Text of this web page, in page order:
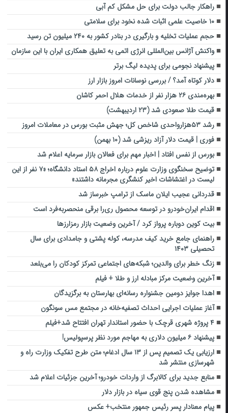
راهکار جالب دولت برای حل مشکل کم آبی
۱۰ خاصیت علمی اثبات شده نخود برای سلامتی
حجم عملیات تخلیه و بارگیری در بنادر کشور به ۲۴۰ میلیون تن رسید
واکنش آژانس بین‌المللی انرژی اتمی به تعلیق همکاری ایران با این سازمان
پیشنهاد نجومی برای پدیده لیگ برتر
دلار کوتاه آمد؟ / بررسی نوسانات امروز بازار ارز
بهره‌مندی ۲۶ هزار نفر از خدمات هلال احمر کاشان
قیمت طلا صعودی شد (۲۳ اردیبهشت)
رشد ۵۳هزارواحدی شاخص کل؛ جهش مثبت بورس در معاملات امروز
فوری | قیمت دلار آزاد ریزشی شد (۱۰ بهمن)
بورس از نفس افتاد | اخبار مهم برای فعالان بازار سرمایه اعلام شد
توضیح سخنگوی وزارت علوم درباره اخراج ۵۸ استاد دانشگاه؛ «۷ نفر از این
لیست در اغتشاشات اخیر کنشگری مجرمانه داشتند»
قدردانی عجیب ایلان‌ ماسک از ترامپ خبرساز شد
اقدام ایران‌خودرو در توسعه محصول ری‌را برقی منحصربه‌فرد است
بیت کوین دوباره پرواز کرد / آخرین وضعیت بازار رمزارزها
راهنمای جامع خرید کیف مدرسه، کوله پشتی و جامدادی برای سال
تحصیلی ۱۴۰۳
زنگ خطر برای والدین؛ شبکه‌های اجتماعی تمرکز کودکان را می‌بلعد
آخرین وضعیت مرکز مبادله ارز و طلا + فیلم
اهدا جوایز دومین جشنواره رسانه‌ای بهارستان به برگزیدگان
آغاز عملیات اجرایی احداث تصفیه‌خانه در مجتمع مس سونگون
۴ پروژه شهری قرچک با حضور استاندار تهران افتتاح شد+فیلم
پیشنهاد ۶ میلیون دلاری به مهاجم مورد نظر پرسپولیس!
ارزیابی یک تصمیم پس از ۱۳ سال ادغام؛ متن طرح تفکیک وزارت راه و
شهرسازی منتشر شد
منابع جدید برای کالابرگ از واردات خودرو؛ آخرین جزئیات اعلام شد
مشاهده شدن پنج قوی سیاه در بازار دلار
پیام معنادار پسر رئیس جمهور منتخب+ عکس